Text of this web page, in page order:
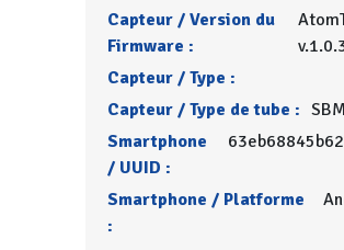
Capteur / Version du
Firmware :
Capteur / Type :
Capteur / Type de tube :
Smartphone
/ UUID :
Smartphone / Platforme
: